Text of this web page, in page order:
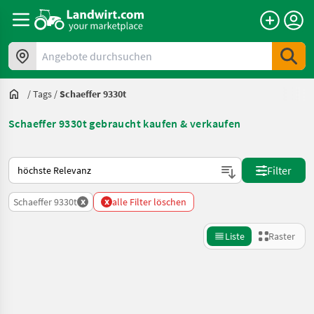
Angebote durchsuchen
/Tags /Schaeffer 9330t
Schaeffer 9330t gebraucht kaufen & verkaufen
So wird auf Landwirt.com sortiert
Filter
Schaeffer 9330t x x alle Filter löschen
Liste Raster